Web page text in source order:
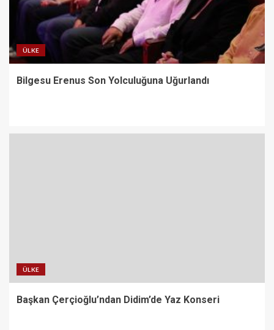
ÜLKE
Bilgesu Erenus Son Yolculuğuna Uğurlandı
ÜLKE
Başkan Çerçioğlu’ndan Didim’de Yaz Konseri